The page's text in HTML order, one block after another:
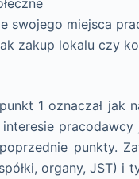
swojego miejsca
zakup lokalu czy
1 oznaczał jak
punkty.
organy, JST) i